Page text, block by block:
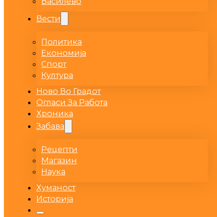
Вести
Политика
Економија
Спорт
Култура
Ново Во Градот
Огласи За Работа
Хроника
Забава
Рецепти
Магазин
Наука
Хуманост
Историја